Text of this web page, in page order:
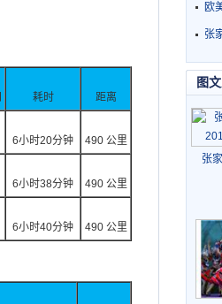
耗时 距离
6小时20分钟 490 公里
6小时38分钟 490 公里
6小时40分钟 490 公里
欧
张
图
张